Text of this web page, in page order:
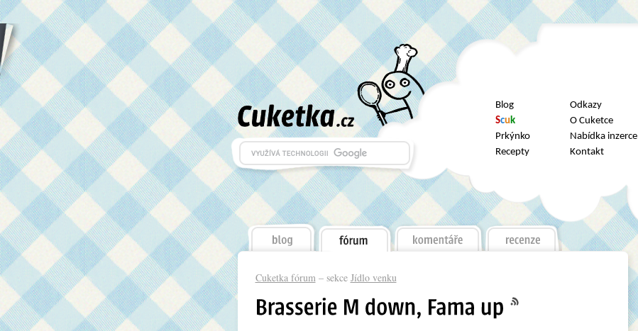
Blog
Scuk
Prkýnko
Recepty
Odkazy
O Cuketce
Nabídka inzerce
Kontakt
Cuketka fórum– sekce Jídlo venku